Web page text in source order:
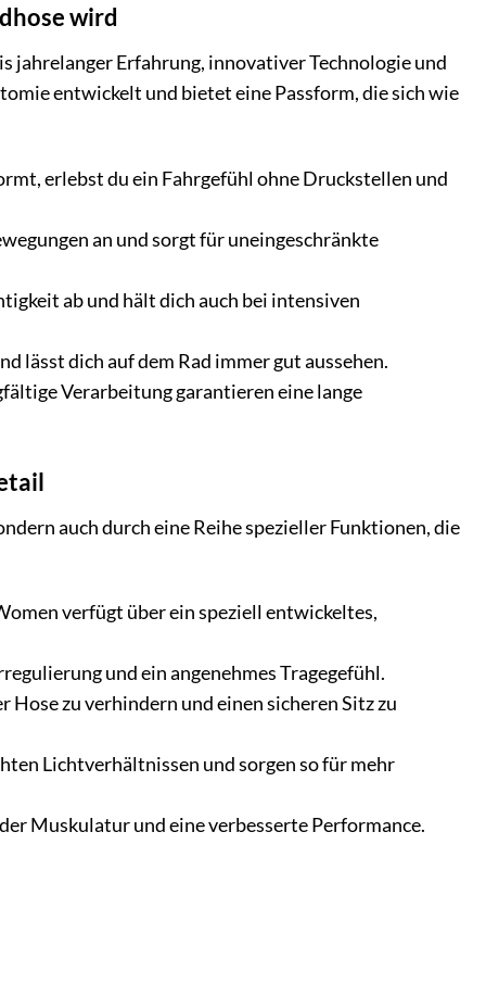
wird
jahrelanger Erfahrung, innovativer Technologie und
entwickelt und bietet eine Passform, die sich wie
erlebst du ein Fahrgefühl ohne Druckstellen und
an und sorgt für uneingeschränkte
ab und hält dich auch bei intensiven
lässt dich auf dem Rad immer gut aussehen.
Verarbeitung garantieren eine lange
auch durch eine Reihe spezieller Funktionen, die
verfügt über ein speziell entwickeltes,
und ein angenehmes Tragegefühl.
zu verhindern und einen sicheren Sitz zu
Lichtverhältnissen und sorgen so für mehr
Muskulatur und eine verbesserte Performance.